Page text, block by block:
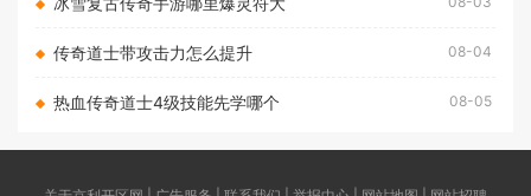
传奇道士带攻击力怎么提升 08-04
热血传奇道士4级技能先学哪个 08-05